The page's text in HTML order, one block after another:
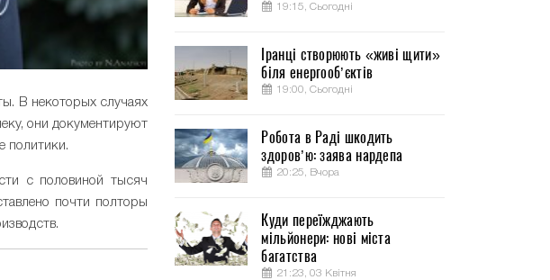
В некоторых случаях
они документируют
политики.
с половиной тысяч
почти полторы
19:15, Сьогодні
Іранці створюють «живі щити»
біля енергооб’єктів
19:00, Сьогодні
Робота в Раді шкодить
здоров’ю: заява нардепа
20:25, Вчора
Куди переїжджають
мільйонери: нові міста
багатства
21:23, 03 Квітня